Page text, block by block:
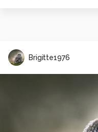
Brigitte1976